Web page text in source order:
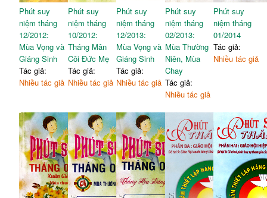
Phút suy
niệm tháng
12/2012:
Mùa Vọng và
Giáng Sinh
Tác giả:
Nhiều tác giả
Phút suy
niệm tháng
10/2012:
Tháng Mân
Côi Đức Mẹ
Tác giả:
Nhiều tác giả
Phút suy
niệm tháng
12/2013:
Mùa Vọng và
Giáng Sinh
Tác giả:
Nhiều tác giả
Phút suy
niệm tháng
02/2013:
Mùa Thường
Niên, Mùa
Chay
Tác giả:
Nhiều tác giả
Phút suy
niệm tháng
01/2014
Tác giả:
Nhiều tác giả